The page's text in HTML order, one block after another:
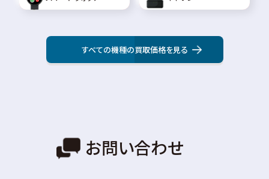
すべての機種の買取価格を見る
お問い合わせ